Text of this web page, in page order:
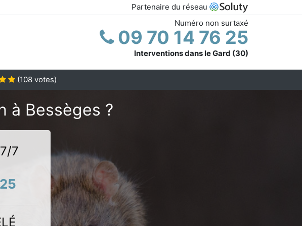
Partenaire du réseau
Numéro non surtaxé
09 70 14 76 25
Interventions dans le Gard (30)
(108votes)
à Bessèges ?
7